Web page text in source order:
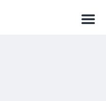
Меню